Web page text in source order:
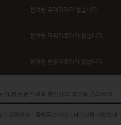
참여한 주재기자가 없습니다.
참여한 파워리포터가 없습니다.
참여한 한줄리포터가 없습니다.
여.행.운은 타로로 확인하고, 포인트 받으세요!
고객센터 플랫폼소개서 파트너쉽 가입안내